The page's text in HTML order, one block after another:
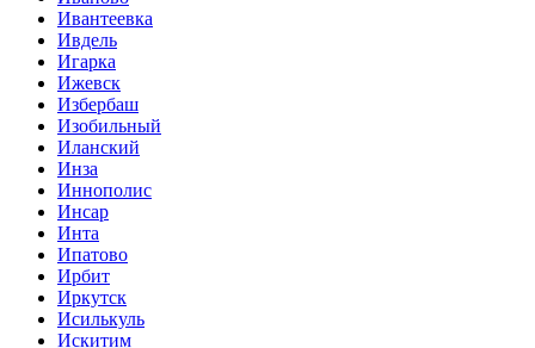
Ивантеевка
Ивдель
Игарка
Ижевск
Избербаш
Изобильный
Иланский
Инза
Иннополис
Инсар
Инта
Ипатово
Ирбит
Иркутск
Исилькуль
Искитим